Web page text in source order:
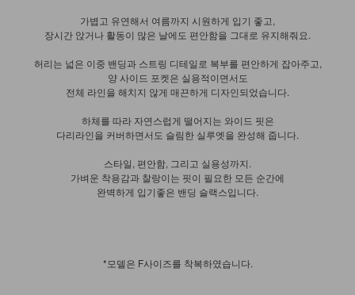
가볍고 유연해서 여름까지 시원하게 입기 좋고,
장시간 앉거나 활동이 많은 날에도 편안함을 그대로 유지해줘요.
허리는 넓은 이중 밴딩과 스트링 디테일로 복부를 편안하게 잡아주고,
양 사이드 포켓은 실용적이면서도
전체 라인을 해치지 않게 매끈하게 디자인되었습니다.
하체를 따라 자연스럽게 떨어지는 와이드 핏은
다리라인을 커버하면서도 슬림한 실루엣을 완성해 줍니다.
스타일, 편안함, 그리고 실용성까지.
가벼운 착용감과 찰랑이는 핏이 필요한 모든 순간에
완벽하게 입기좋은 밴딩 슬랙스입니다.
*모델은 F사이즈를 착복하였습니다.